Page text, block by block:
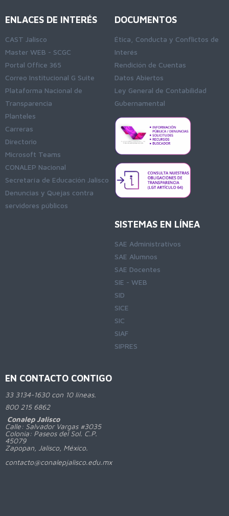
ENLACES DE INTERÉS
CAST Jalisco
Master WEB - SCGC
Portal Office 365
Correo Institucional G Suite
Plataforma Nacional de
Transparencia
Planteles
Carreras
Directorio
Microsoft Teams
CONALEP Nacional
Secretaría de Educación Jalisco
Denuncias y Quejas contra
servidores públicos
DOCUMENTOS
Ética, Conducta y Conflictos de
Interés
Rendición de Cuentas
Datos Abiertos
Ley General de Contabilidad
Gubernamental
SISTEMAS EN LÍNEA
SAE Administrativos
SAE Alumnos
SAE Docentes
SIE - WEB
SID
SICE
SIC
SIAF
SIPRES
EN CONTACTO CONTIGO
33 3134-1630 con 10 líneas.
800215 6862
Conalep Jalisco
Calle: Salvador Vargas #3035
Colonia: Paseos del Sol. C.P.
45079
Zapopan, Jalisco, México.
contacto@conalepjalisco.edu.mx